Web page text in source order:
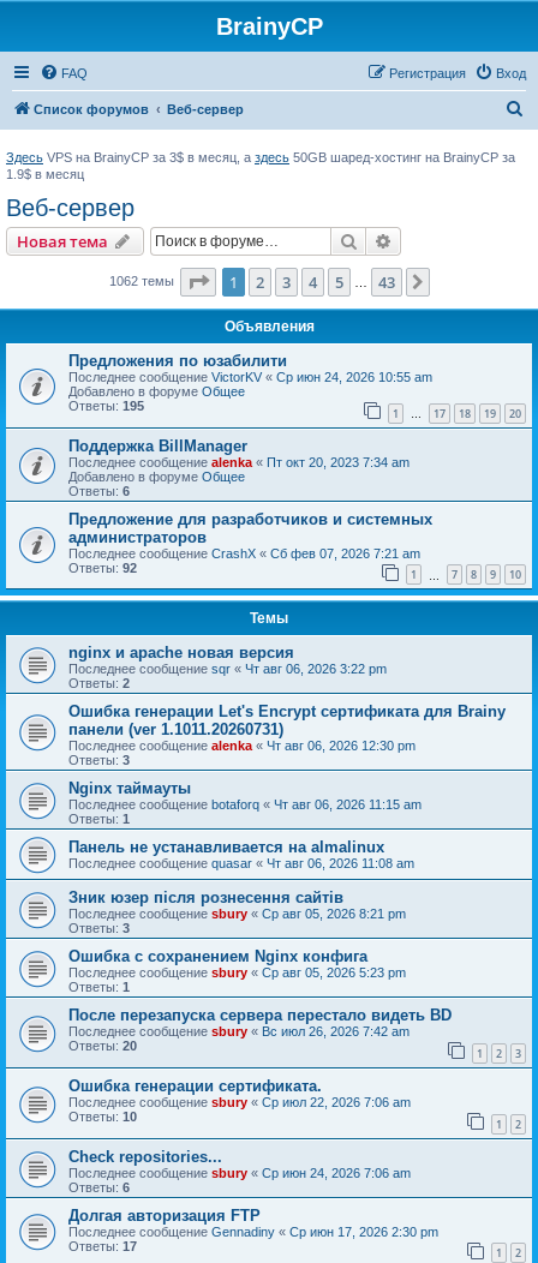
BrainyCP
FAQ Вход
Регистрация
Список форумов Веб-сервер
Здесь VPS на BrainyCP за 3$ в месяц, а здесь 50GB шаред-хостинг на BrainyCP за
1.9$ в месяц
Веб-сервер
Новая тема Поиск
1062 темы Страница из 43
1 2 3 4 5 43
Объявления
Предложения по юзабилити
Последнее сообщение VictorKV « Ср июн 24, 2026 10:55 am
Добавлено в форуме Общее
Ответы: 195 1 … 17 18 19 20
Поддержка BillManager
Последнее сообщение alenka « Пт окт 20, 2023 7:34 am
Добавлено в форуме Общее
Ответы: 6
Предложение для разработчиков и системных
администраторов
Последнее сообщение CrashX « Сб фев 07, 2026 7:21 am
Ответы: 92 1 7 8 9 10
Темы
nginx и apache новая версия
Последнее сообщение sqr « Чт авг 06, 2026 3:22 pm
Ответы: 2
Ошибка генерации Let's Encrypt сертификата для Brainy
панели (ver 1.1011.20260731)
Последнее сообщение alenka « Чт авг 06, 2026 12:30 pm
Ответы: 3
Nginx таймауты
Последнее сообщение botaforq « Чт авг 06, 2026 11:15 am
Ответы: 1
Панель не устанавливается на almalinux
Последнее сообщение quasar « Чт авг 06, 2026 11:08 am
Зник юзер після рознесення сайтів
Последнее сообщение sbury « Ср авг 05, 2026 8:21 pm
Ответы: 3
Ошибка с сохранением Nginx конфига
Последнее сообщение sbury « Ср авг 05, 2026 5:23 pm
Ответы: 1
После перезапуска сервера перестало видеть BD
Последнее сообщение sbury « Вс июл 26, 2026 7:42 am
Ответы: 20 1 2 3
Ошибка генерации сертификата.
Последнее сообщение sbury « Ср июл 22, 2026 7:06 am
Ответы: 10 1 2
Check repositories...
Последнее сообщение sbury « Ср июн 24, 2026 7:06 am
Ответы: 6
Долгая авторизация FTP
Последнее сообщение Gennadiny « Ср июн 17, 2026 2:30 pm
Ответы: 17 1 2